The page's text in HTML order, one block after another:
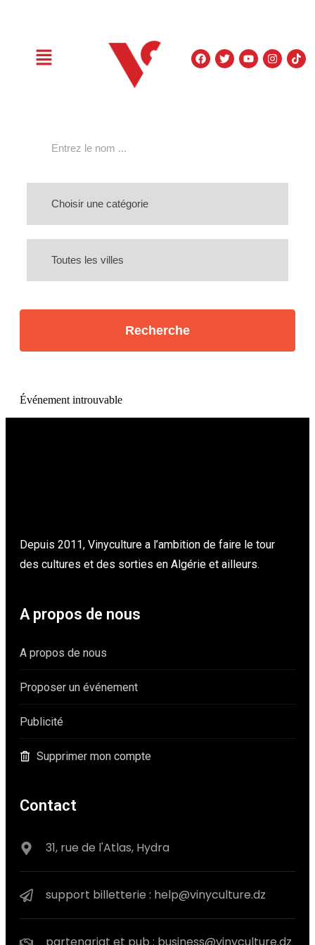
Événement introuvable
Depuis 2011, Vinyculture a l’ambition de faire le tour
des cultures et des sorties en Algérie et ailleurs.
A propos de nous
A propos de nous
Proposer un événement
Publicité
Supprimer mon compte
Contact
31, rue de l'Atlas, Hydra
support billetterie : help@vinyculture.dz